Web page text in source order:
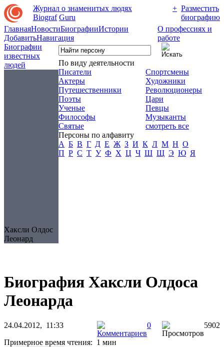
Журнал о знаменитых людях
Biograf Guru
+ Разместить
биографию
ГлавнаяНовостиБиографииИстории
ДобавитьНавигация
О профессиях и
работе
Биографии
известных
людей
Хаксли Олдос
Леонард
По виду деятельности
Писатели
Актеры
Путешественники
Поэты
Ученые
Философы
Святые
Спортсмены
Художники
Революционеры
Цари
Певцы
Музыканты
смотреть все
Персоны по алфавиту
А Б В Г Д Е Ж З И К Л М Н О
П Р С Т У Ф Х Ц Ч Ш Щ Э Ю Я
Биография Хаксли Олдоса
Леонарда
24.04.2012, 11:33 0
5902
Примерное время чтения: 1 мин